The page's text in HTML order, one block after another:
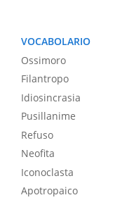
VOCABOLARIO
Ossimoro
Filantropo
Idiosincrasia
Pusillanime
Refuso
Neofita
Iconoclasta
Apotropaico